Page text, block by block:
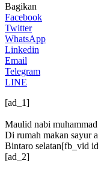
Bagikan
Facebook
Twitter
WhatsApp
Linkedin
Email
Telegram
LINE
[ad_1]
Maulid nabi
Di rumah makan sayur
Bintaro selatan[fb_vid
[ad_2]